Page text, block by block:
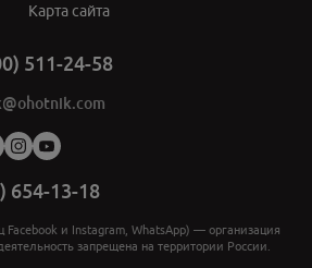
Карта сайта
511-24-58
654-13-18
и Instagram, WhatsApp) — организация
запрещена на территории России.